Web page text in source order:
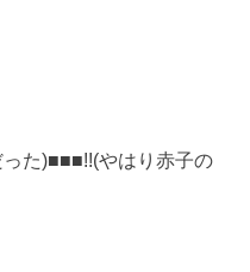
た)■■■!!(やはり赤子の